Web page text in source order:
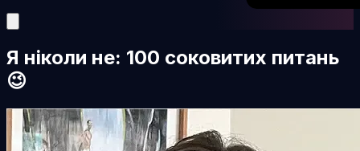
Я ніколи не: 100 соковитих питань
😉